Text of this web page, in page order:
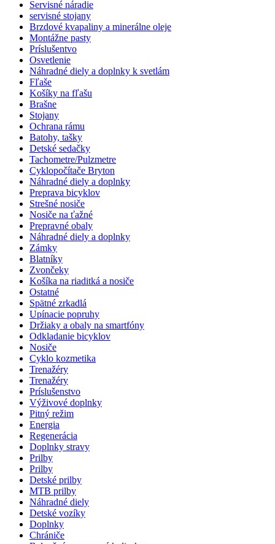
Servisné náradie
servisné stojany
Brzdové kvapaliny a minerálne oleje
Montážne pasty
Príslušentvo
Osvetlenie
Náhradné diely a doplnky k svetlám
Fľaše
Košíky na fľašu
Brašne
Stojany
Ochrana rámu
Batohy, tašky
Detské sedačky
Tachometre/Pulzmetre
Cyklopočítače Bryton
Náhradné diely a doplnky
Preprava bicyklov
Strešné nosiče
Nosiče na ťažné
Prepravné obaly
Náhradné diely a doplnky
Zámky
Blatníky
Zvončeky
Košíka na riaditká a nosiče
Ostatné
Spätné zrkadlá
Upínacie popruhy
Držiaky a obaly na smartfóny
Odkladanie bicyklov
Nosiče
Cyklo kozmetika
Trenažéry
Trenažéry
Príslušenstvo
Výživové doplnky
Pitný režim
Energia
Regenerácia
Doplnky stravy
Prilby
Prilby
Detské prilby
MTB prilby
Náhradné diely
Detské vozíky
Doplnky
Chrániče